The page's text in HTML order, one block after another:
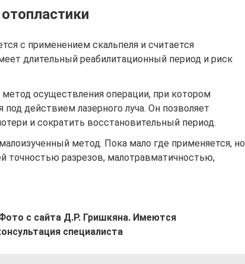
с применением скальпеля и считается
длительный реабилитационный период и риск
осуществления операции, при котором
действием лазерного луча. Он позволяет
и сократить восстановительный период.
метод. Пока мало где применяется, но
точностью разрезов, малотравматичностью,
с сайта Д.Р. Гришкяна. Имеются
специалиста